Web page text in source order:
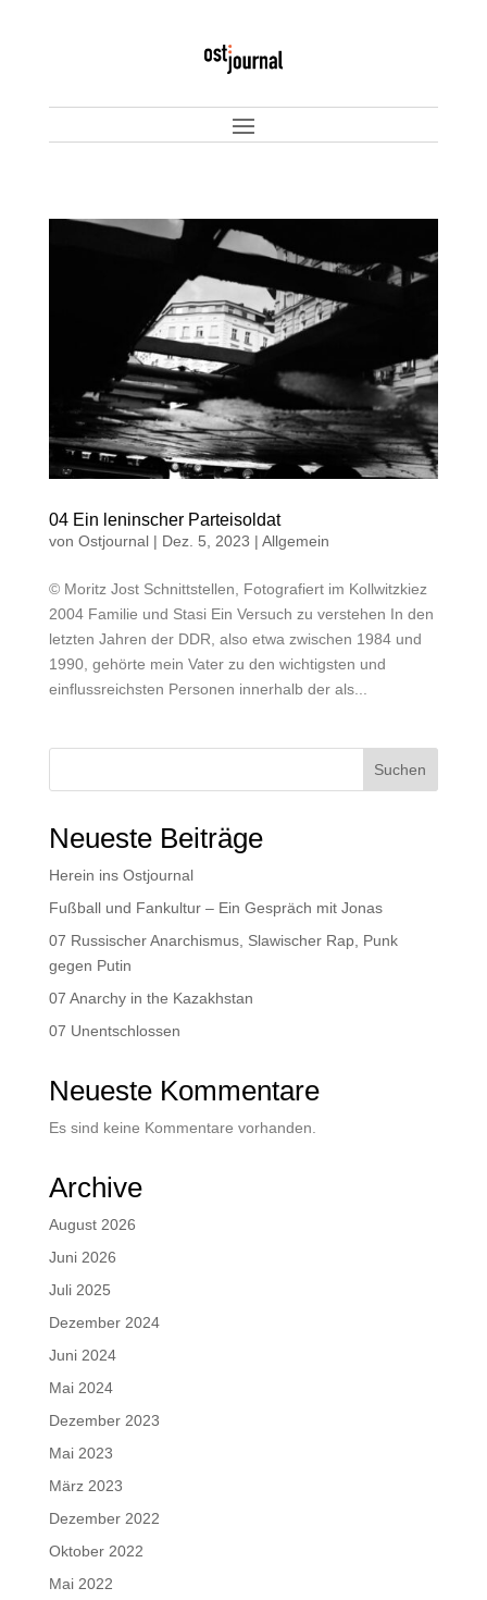
04 Ein leninscher Parteisoldat
von Ostjournal| Dez. 5, 2023 | Allgemein
© Moritz Jost Schnittstellen, Fotografiert im Kollwitzkiez
2004 Familie und Stasi Ein Versuch zu verstehen In den
letzten Jahren der DDR, also etwa zwischen 1984 und
1990, gehörte mein Vater zu den wichtigsten und
einflussreichsten Personen innerhalb der als...
Suchen
Neueste Beiträge
Herein ins Ostjournal
Fußball und Fankultur – Ein Gespräch mit Jonas
07 Russischer Anarchismus, Slawischer Rap, Punk
gegen Putin
07 Anarchy in the Kazakhstan
07 Unentschlossen
Neueste Kommentare
Es sind keine Kommentare vorhanden.
Archive
August 2026
Juni 2026
Juli 2025
Dezember 2024
Juni 2024
Mai 2024
Dezember 2023
Mai 2023
März 2023
Dezember 2022
Oktober 2022
Mai 2022